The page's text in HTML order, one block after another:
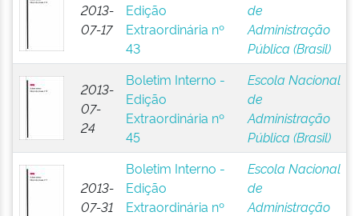
2013-
07-17
Edição
Extraordinária nº
43
de
Administração
Pública (Brasil)
2013-
07-
24
Boletim Interno -
Edição
Extraordinária nº
45
Escola Nacional
de
Administração
Pública (Brasil)
2013-
07-31
Boletim Interno -
Edição
Extraordinária nº
Escola Nacional
de
Administração